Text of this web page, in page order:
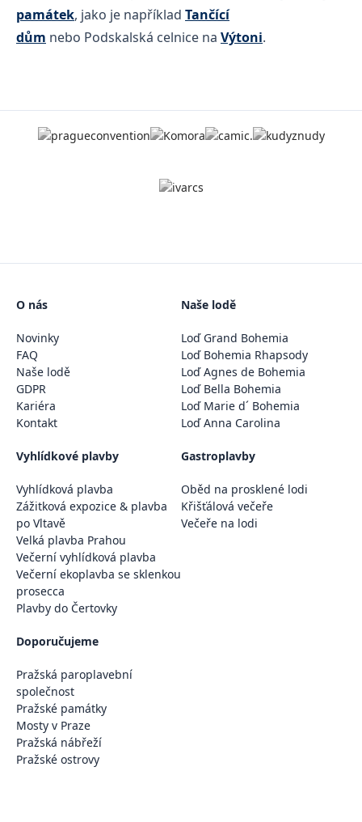
památek, jako je například Tančící
dům nebo Podskalská celnice na Výtoni.
O nás
Novinky
FAQ
Naše lodě
GDPR
Kariéra
Kontakt
Naše lodě
Loď Grand Bohemia
Loď Bohemia Rhapsody
Loď Agnes de Bohemia
Loď Bella Bohemia
Loď Marie d´ Bohemia
Loď Anna Carolina
Vyhlídkové plavby
Vyhlídková plavba
Zážitková expozice & plavba
po Vltavě
Velká plavba Prahou
Večerní vyhlídková plavba
Večerní ekoplavba se sklenkou
prosecca
Plavby do Čertovky
Gastroplavby
Oběd na prosklené lodi
Křišťálová večeře
Večeře na lodi
Doporučujeme
Pražská paroplavební
společnost
Pražské památky
Mosty v Praze
Pražská nábřeží
Pražské ostrovy